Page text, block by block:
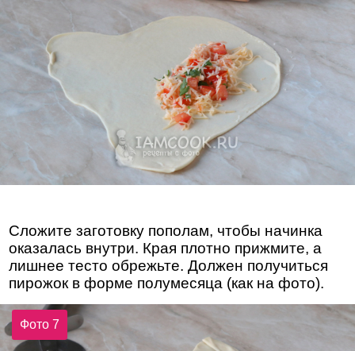
Сложите заготовку пополам, чтобы начинка
оказалась внутри. Края плотно прижмите, а
лишнее тесто обрежьте. Должен получиться
пирожок в форме полумесяца (как на фото).
Фото 7